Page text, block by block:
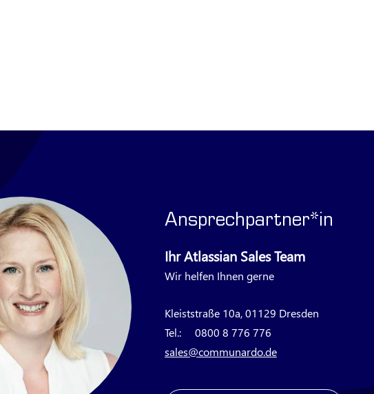
Ansprechpartner*in
Ihr Atlassian Sales Team
Wir helfen Ihnen gerne
Kleiststraße 10a, 01129 Dresden
Tel.:
0800 8 776 776
sales@communardo.de